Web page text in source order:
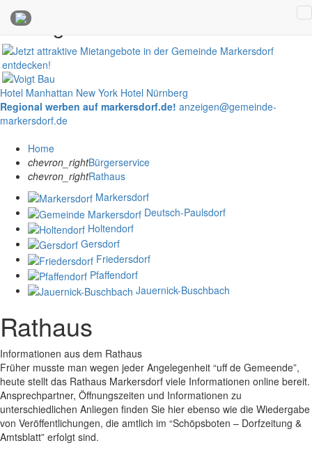
Anzeigen
Hotel Manhattan New York Hotel Nürnberg
Regional werben auf markersdorf.de! anzeigen@gemeinde-
markersdorf.de
Home
chevron_rightBürgerservice
chevron_rightRathaus
Markersdorf
Deutsch-Paulsdorf
Holtendorf
Gersdorf
Friedersdorf
Pfaffendorf
Jauernick-Buschbach
Rathaus
Informationen aus dem Rathaus
Früher musste man wegen jeder Angelegenheit “uff de Gemeende”,
heute stellt das Rathaus Markersdorf viele Informationen online bereit.
Ansprechpartner, Öffnungszeiten und Informationen zu
unterschiedlichen Anliegen finden Sie hier ebenso wie die Wiedergabe
von Veröffentlichungen, die amtlich im “Schöpsboten – Dorfzeitung &
Amtsblatt” erfolgt sind.